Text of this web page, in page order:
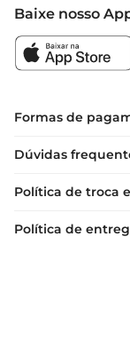
adequados
mas não
fornos.
para evitar
Material: Plástico
Dimensões: ideal para otimizar o espaço na sua
Baixe nosso
Formas de
Dúvidas
Política de troca
Política de